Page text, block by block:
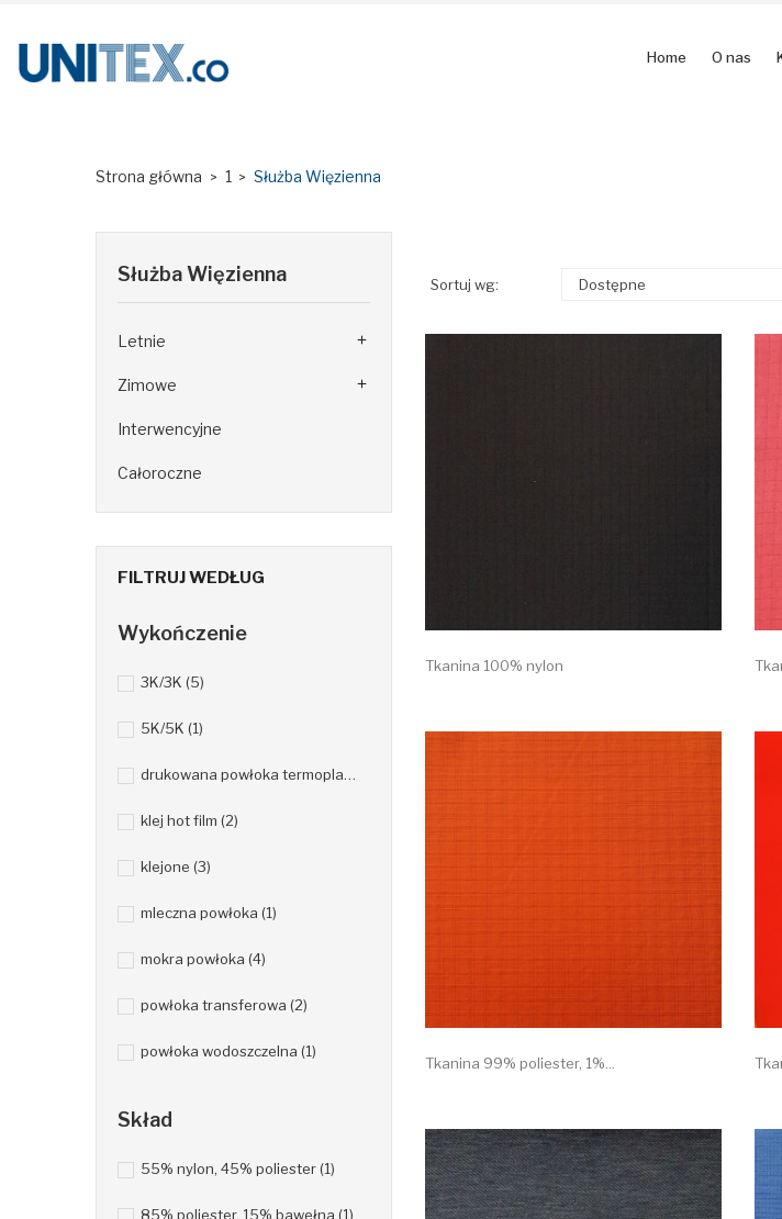
Home O nas
Strona główna 1 Służba Więzienna
Służba Więzienna
Letnie 
Zimowe 
Interwencyjne
Całoroczne
FILTRUJ WEDŁUG
Wykończenie
3K/3K (5)
5K/5K (1)
drukowana powłoka termoplastyczna
klej hot film (2)
klejone (3)
mleczna powłoka (1)
mokra powłoka (4)
powłoka transferowa (2)
powłoka wodoszczelna (1)
Skład
55% nylon, 45% poliester (1)
85% poliester, 15% bawełna (1)
Sortuj wg: Dostępne
Tkanina 100% nylon
Tkanina 99% poliester, 1%...